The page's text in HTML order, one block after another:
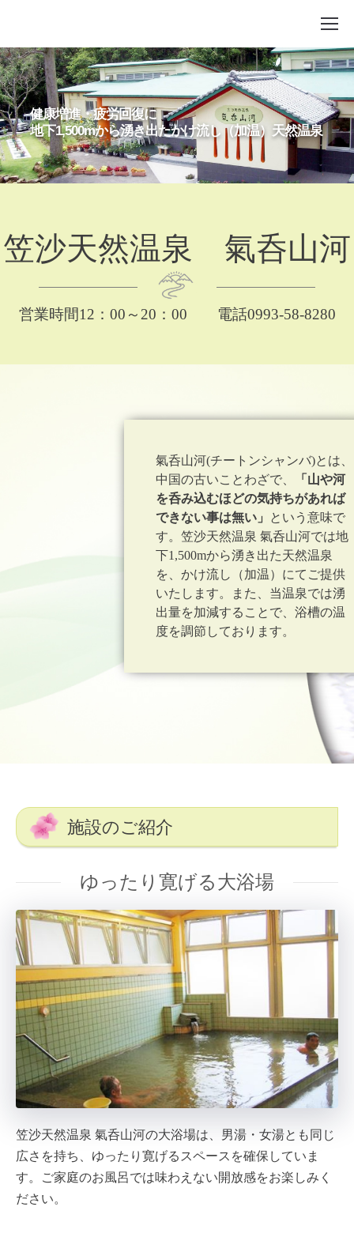
健康増進・疲労回復に
地下1,500mから湧き出たかけ流し（加温）天然温泉
笠沙天然温泉 氣呑山河
営業時間12：00～20：00 電話0993-58-8280
氣呑山河(チートンシャンバ)とは、
中国の古いことわざで、
「山や河
を呑み込むほどの気持ちがあれば
できない事は無い」
という意味で
す。笠沙天然温泉 氣呑山河では地
下1,500mから湧き出た天然温泉
を、かけ流し（加温）にてご提供
いたします。また、当温泉では湧
出量を加減することで、浴槽の温
度を調節しております。
施設のご紹介
ゆったり寛げる大浴場
笠沙天然温泉 氣呑山河の大浴場は、男湯・女湯とも同じ
広さを持ち、ゆったり寛げるスペースを確保していま
す。ご家庭のお風呂では味わえない開放感をお楽しみく
ださい。